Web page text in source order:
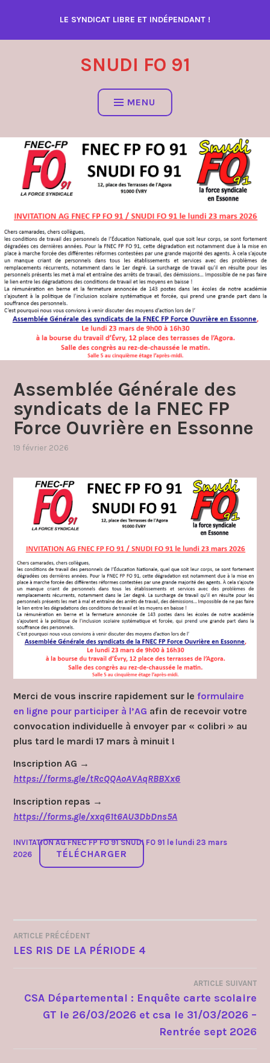
contenu
LE SYNDICAT LIBRE ET INDÉPENDANT !
SNUDI FO 91
MENU
Assemblée Générale des
syndicats de la FNEC FP
Force Ouvrière en Essonne
19 février 2026
actualité
,
le
snudi
91
Merci de vous inscrire rapidement sur leformulaire
en ligne pour participer à l’AG afin de recevoir votre
convocation individuelle à envoyer par « colibri » au
plus tard le mardi 17 mars à minuit !
Inscription AG →
https://forms.gle/tRcQQAoAVAqRBBXx6
Inscription repas →
https://forms.gle/xxq61t6AU3DbDns5A
INVITATION AG FNEC FP FO 91 SNUDI FO 91 le lundi 23 mars
2026
TÉLÉCHARGER
NAVIGATION
L’ARTICLE
ARTICLE PRÉCÉDENT
LES RIS DE LA PÉRIODE 4
ARTICLE SUIVANT
CSA Départemental : Enquête carte scolaire
GT le 26/03/2026 et csa le 31/03/2026 –
Rentrée sept 2026